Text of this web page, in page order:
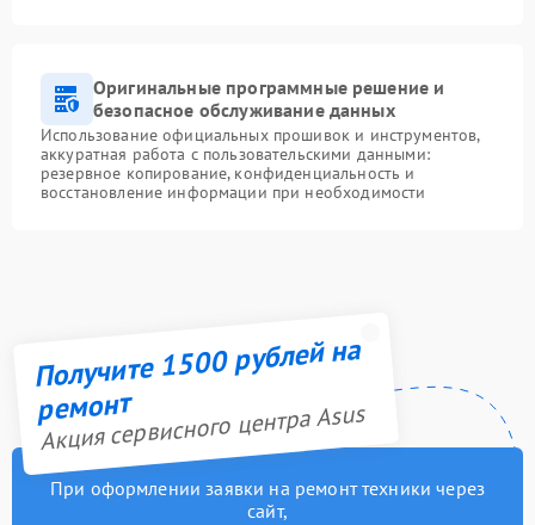
Оригинальные программные решение и
безопасное обслуживание данных
Использование официальных прошивок и инструментов,
аккуратная работа с пользовательскими данными:
резервное копирование, конфиденциальность и
восстановление информации при необходимости
Получите 1500 рублей на
ремонт
Акция сервисного центра Asus
При оформлении заявки на ремонт техники через
сайт,